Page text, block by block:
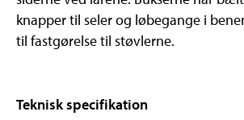
knapper til seler og løbegange i
til fastgørelse til støvlerne.
Teknisk specifikation